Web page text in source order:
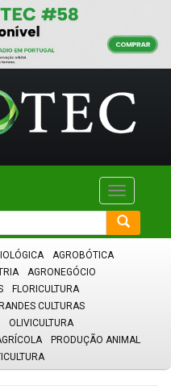
Toggle
AGROBÓTICA
AGRONEGÓCIO
FLORICULTURA
CULTURAS
OLIVICULTURA
PRODUÇÃO ANIMAL